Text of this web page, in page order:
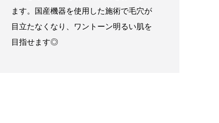
ます。国産機器を使用した施術で毛穴が
目立たなくなり、ワントーン明るい肌を
目指せます◎